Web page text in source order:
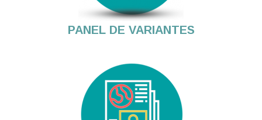
PANEL DE VARIANTES